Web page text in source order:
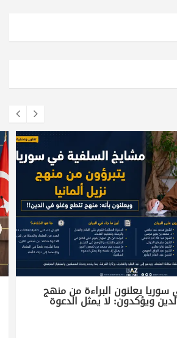
يعلنون البراءة من منهج
ويؤكدون: لا يمثل الدعوة